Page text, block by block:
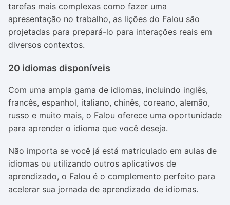
tarefas mais complexas como fazer uma
apresentação no trabalho, as lições do Falou são
projetadas para prepará-lo para interações reais em
diversos contextos.
20 idiomas disponíveis
Com uma ampla gama de idiomas, incluindo inglês,
francês, espanhol, italiano, chinês, coreano, alemão,
russo e muito mais, o Falou oferece uma oportunidade
para aprender o idioma que você deseja.
Não importa se você já está matriculado em aulas de
idiomas ou utilizando outros aplicativos de
aprendizado, o Falou é o complemento perfeito para
acelerar sua jornada de aprendizado de idiomas.